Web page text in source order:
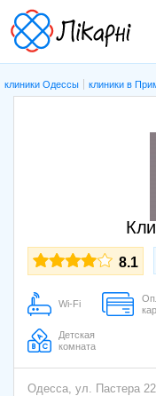
клиники Одессы клиники в
8.1
Wi-Fi
Детская
комната
Одесса, ул. Пастера 22